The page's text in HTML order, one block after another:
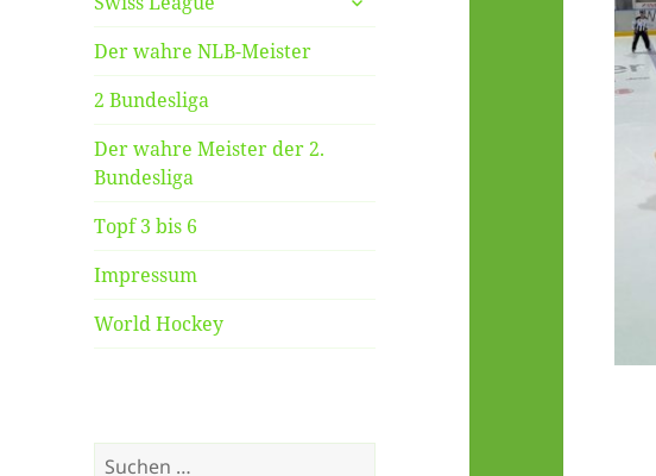
anzeigen
Der wahre NLB-Meister
2 Bundesliga
Der wahre Meister der 2.
Bundesliga
Topf 3 bis 6
Impressum
World Hockey
Suche